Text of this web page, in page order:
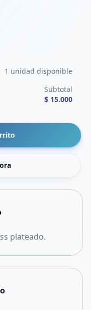
1 unidad disponible
Subtotal
$ 15.000
plateado.